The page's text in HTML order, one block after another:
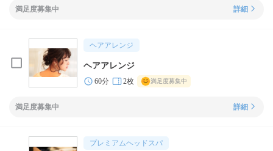
満足度募集中 詳細
ヘアアレンジ
ヘアアレンジ
60分 2枚 満足度募集中
満足度募集中 詳細
プレミアムヘッドスパ